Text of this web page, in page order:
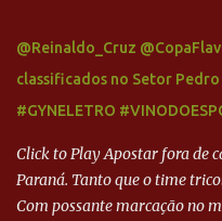
@Reinaldo_Cruz
classificados no Setor
#GYNELETRO
Click to Play Apostar fora de
Paraná. Tanto que o time
Com possante marcação no